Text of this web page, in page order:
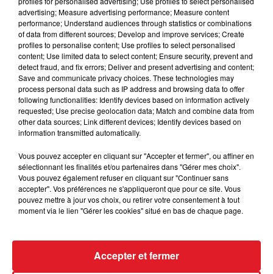
placé et mérite une place sur les tickets.
12 BANDERO: Trés en vue sur cette piste, il a eu une
bonne tréve pendant 7 mois l'an dernier. Maintenant
revenu à son meilleur niveau, ce n'est pas une
impossibilité pour une surprise en fin de
combinaison.
********
En direct des pistes
FIL D'ACTUS
advertising; Measure advertising performance; Measure content
performance; Understand audiences through statistics or combinations
of data from different sources; Develop and improve services; Create
profiles to personalise content; Use profiles to select personalised
content; Use limited data to select content; Ensure security, prevent and
detect fraud, and fix errors; Deliver and present advertising and content;
Save and communicate privacy choices. These technologies may
process personal data such as IP address and browsing data to offer
following functionalities: Identify devices based on information actively
requested; Use precise geolocation data; Match and combine data from
other data sources; Link different devices; Identify devices based on
information transmitted automatically.
Vous pouvez accepter en cliquant sur "Accepter et fermer", ou affiner en
sélectionnant les finalités et/ou partenaires dans "Gérer mes choix".
Vous pouvez également refuser en cliquant sur "Continuer sans
accepter". Vos préférences ne s'appliqueront que pour ce site. Vous
pouvez mettre à jour vos choix, ou retirer votre consentement à tout
moment via le lien "Gérer les cookies" situé en bas de chaque page.
Accepter et fermer